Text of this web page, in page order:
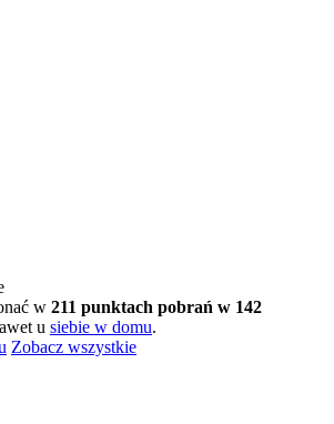
w 211 punktach pobrań w 142
u siebie w domu.
Zobacz wszystkie